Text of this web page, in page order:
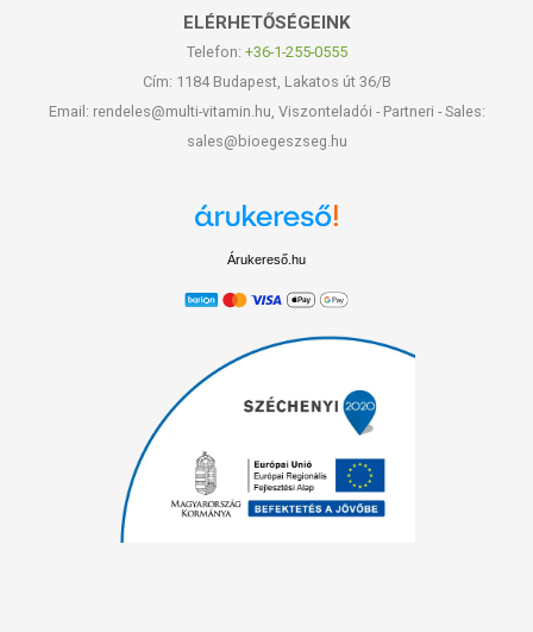
ELÉRHETŐSÉGEINK
Telefon: +36-1-255-0555
Cím: 1184 Budapest, Lakatos út 36/B
Email: rendeles@multi-vitamin.hu, Viszonteladói - Partneri - Sales:
sales@bioegeszseg.hu
Árukereső.hu